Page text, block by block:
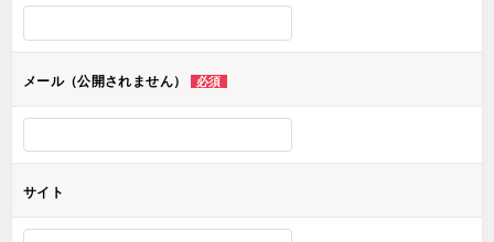
ン
メール（公開されません） 必須
サイト